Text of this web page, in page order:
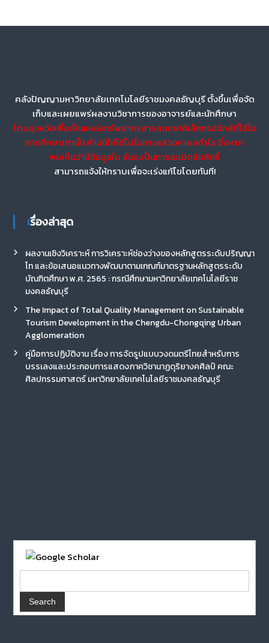
คลังปัญญามหาวิทยาลัยเทคโนโลยีราชมงคลธัญบุรี ตั้งขึ้นเพื่อจัด
เก็บและเผยแพร่ผลงานวิชาการของอาจารย์และนักศึกษา
โดยมุ่งหวังเพื่อเป็นแหล่งทรัพยากรสารสนเทศอิเล็กทรอนิกส์ที่ใช้ใน
การศึกษาเท่านั้น ห้ามมิให้ใช้ไปในทางแสวงหาผลกำไร ซึ่งหาก
พบเห็นว่ามีข้อมูลใด อันจะเป็นการละเมิดลิขสิทธิ์
สามารถแจ้งให้ทราบเพื่อจะเร่งแก้ไขโดยทันที!
เรื่องล่าสุด
ผลงานเชิงวิเคราะห์ การวิเคราะห์ช่องว่างของหลักสูตรระดับปริญญา
โท และข้อเสนอแนวทางพัฒนาตามเกณฑ์มาตรฐานหลักสูตรระดับ
บัณฑิตศึกษา พ.ศ. 2565 : กรณีศึกษามหาวิทยาลัยเทคโนโลยีราช
มงคลธัญบุรี
The Impact of Total Quality Management on Sustainable
Tourism Development in the Chengdu-Chongqing Urban
Agglomeration
คู่มือการปฏิบัติงาน เรื่อง การจัดรูปแบบวงดนตรีไทยสำหรับการ
บรรเลงและประกอบการแสดงภาควิชานาฏดุริยางคศิลป์ คณะ
ศิลปกรรมศาสตร์ มหาวิทยาลัยเทคโนโลยีราชมงคลธัญบุรี